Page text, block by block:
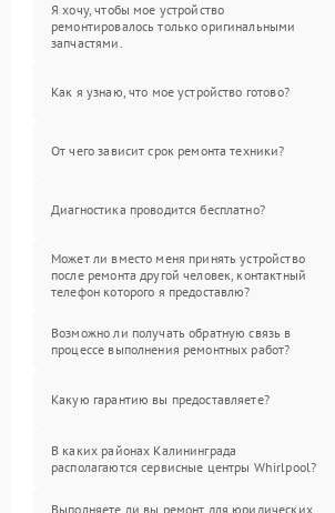
Я хочу, чтобы мое устройство
ремонтировалось только оригинальными
запчастями.
Как я узнаю, что мое устройство готово?
От чего зависит срок ремонта техники?
Диагностика проводится бесплатно?
Может ли вместо меня принять устройство
после ремонта другой человек, контактный
телефон которого я предоставлю?
Возможно ли получать обратную связь в
процессе выполнения ремонтных работ?
Какую гарантию вы предоставляете?
В каких районах Калининграда
располагаются сервисные центры Whirlpool?
Выполняете ли вы ремонт для юридических